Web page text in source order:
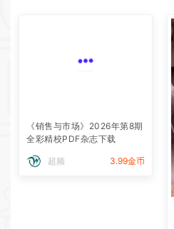
《销售与市场》2026年第8期
全彩精校PDF杂志下载
超频 3.99金币